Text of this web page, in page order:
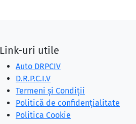
Link-uri utile
Auto DRPCIV
D.R.P.C.I.V
Termeni și Condiții
Politică de confidențialitate
Politica Cookie